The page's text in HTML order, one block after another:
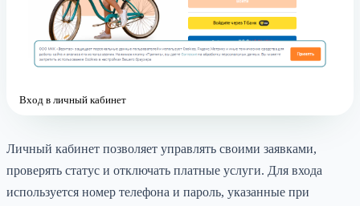
Вход в личный кабинет
Личный кабинет позволяет управлять своими заявками,
проверять статус и отключать платные услуги. Для входа
используется номер телефона и пароль, указанные при